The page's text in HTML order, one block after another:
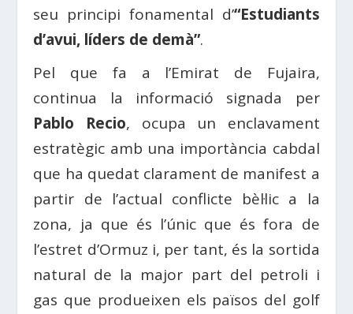
seu principi fonamental d’“Estudiants
d’avui, líders de demà”.
Pel que fa a l’Emirat de Fujaira,
continua la informació signada per
Pablo Recio, ocupa un enclavament
estratègic amb una importància cabdal
que ha quedat clarament de manifest a
partir de l’actual conflicte bèl·lic a la
zona, ja que és l’únic que és fora de
l’estret d’Ormuz i, per tant, és la sortida
natural de la major part del petroli i
gas que produeixen els països del golf